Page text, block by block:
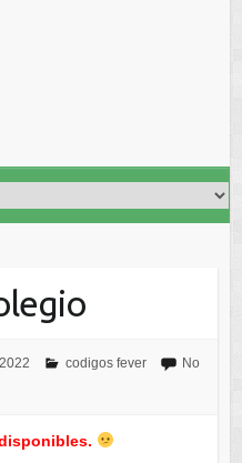
codigos fever
No